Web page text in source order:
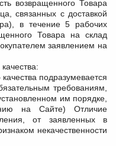
возвращенного Товара
связанных с доставкой
в течение 5 рабочих
Товара на склад
заявлением на
подразумевается
требованиям,
им порядке,
на Сайте) Отличие
от заявленных в
некачественности